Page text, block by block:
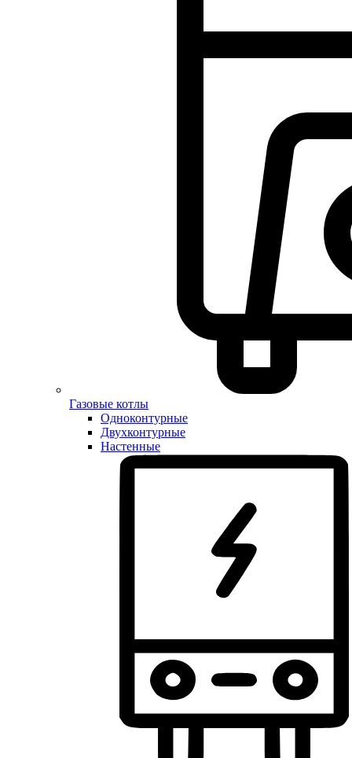
Газовые котлы
Одноконтурные
Двухконтурные
Настенные